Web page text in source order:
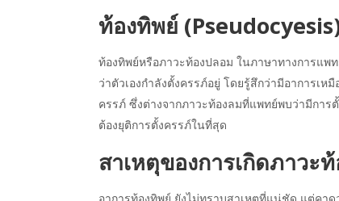
ท้องทิพย์
ท้องทิพย์หรือภาวะท้องปลอม ในภาษาทางการแพ
ว่าตัวเองกำลังตั้งครรภ์อยู่ โดยรู้สึกว่ามีอาการเ
ครรภ์ ซึ่งต่างจากภาวะท้องลมที่แพทย์พบว่ามีการ
ต้องยุติการตั้งครรภ์ในที่สุด
สาเหตุของการเกิดภาวะ
อาการท้องทิพย์ ยังไม่ทราบสาเหตุที่แน่ชัด แต่คาด